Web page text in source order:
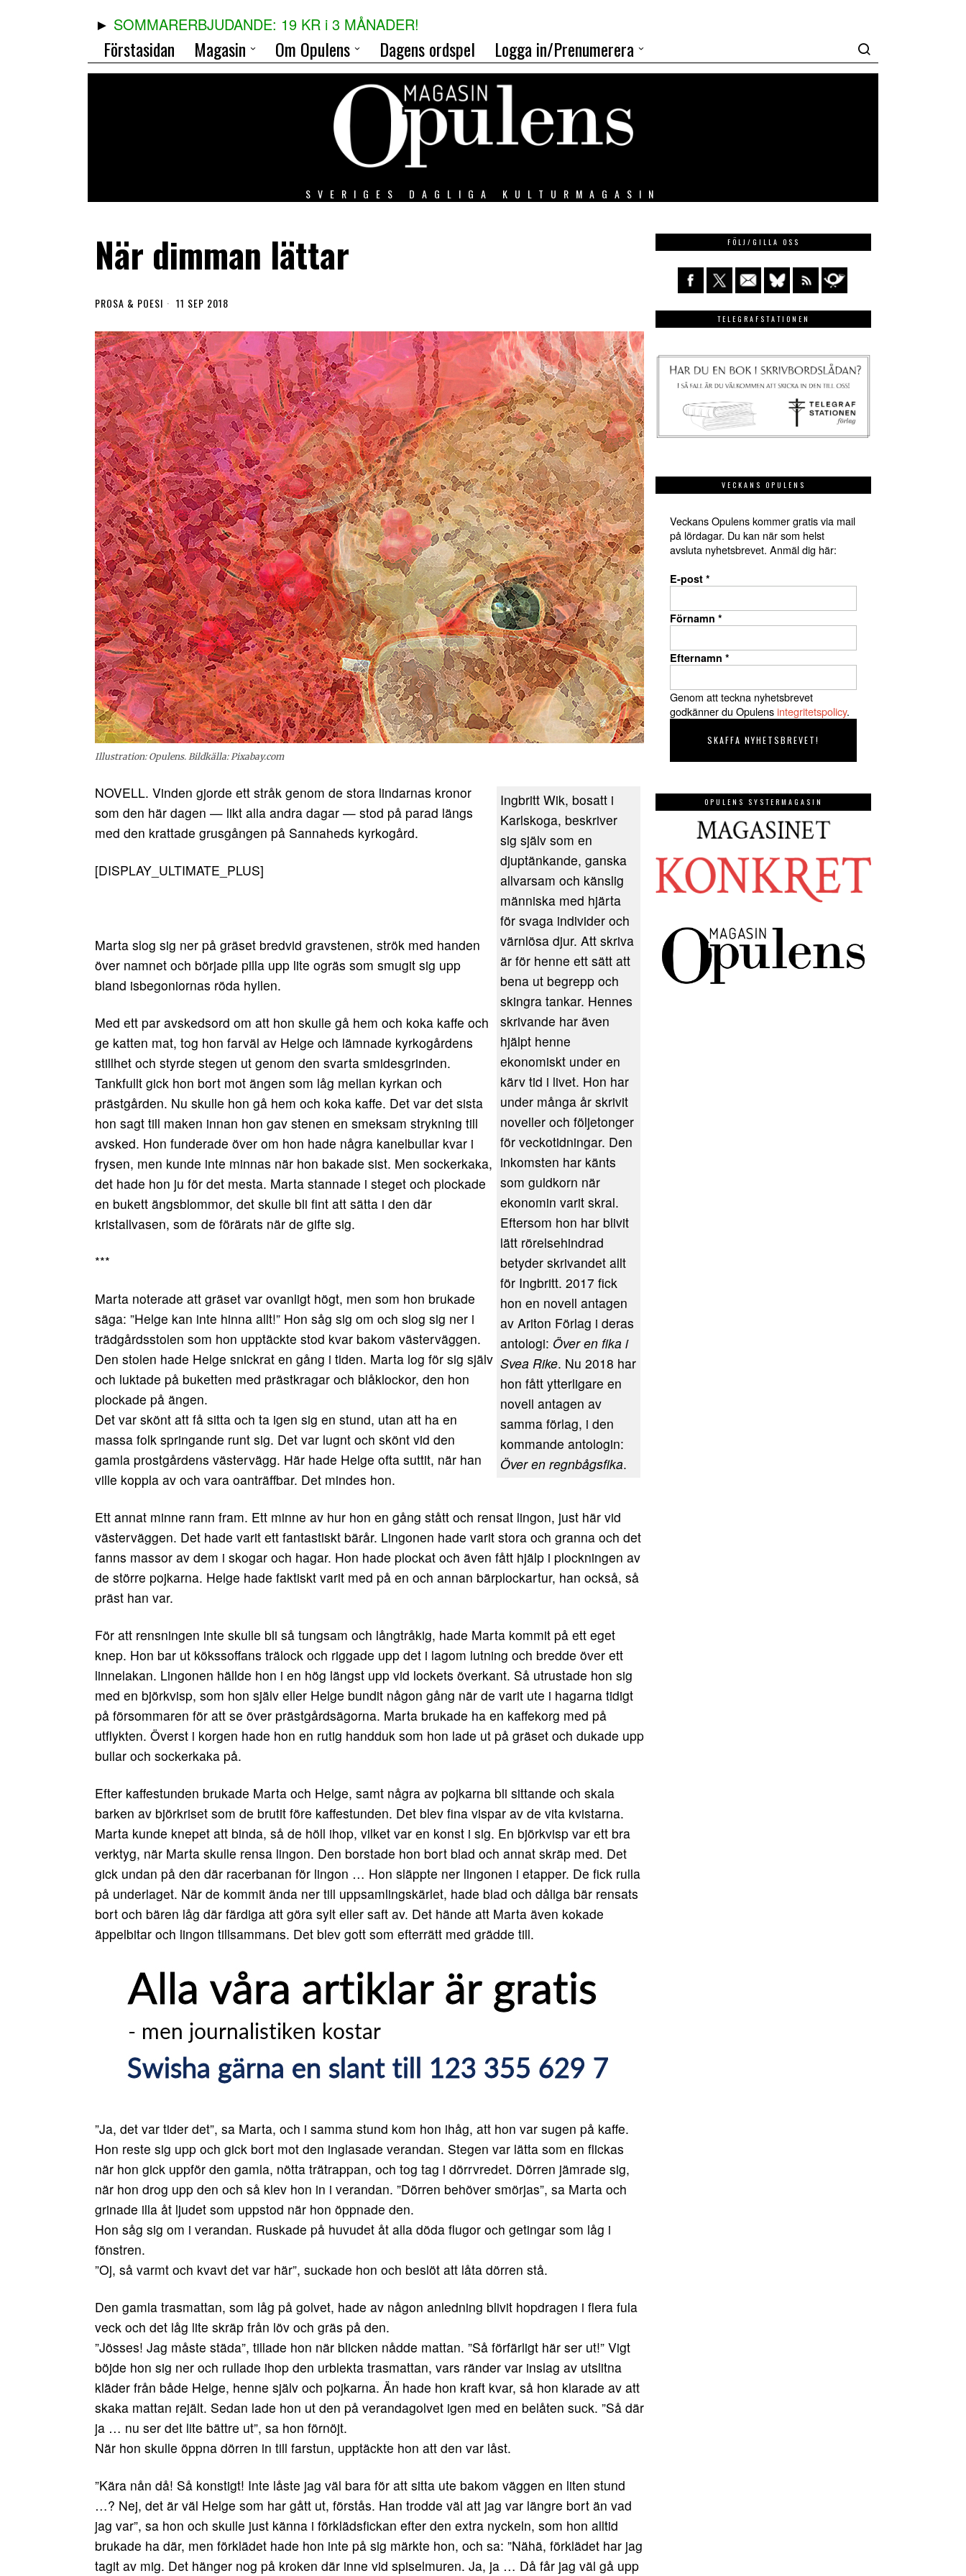
SOMMARERBJUDANDE: 19 KR i 3 MÅNADER!
Förstasidan Magasin Om Opulens Dagens ordspel Logga in/Prenumerera
SVERIGES DAGLIGA KULTURMAGASIN
När dimman lättar
PROSA & POESI 11 SEP 2018
Illustration: Opulens. Bildkälla: Pixabay.com
Ingbritt Wik, bosatt i
Karlskoga, beskriver
sig själv som en
djuptänkande, ganska
allvarsam och känslig
människa med hjärta
för svaga individer och
värnlösa djur. Att skriva
är för henne ett sätt att
bena ut begrepp och
skingra tankar. Hennes
skrivande har även
hjälpt henne
ekonomiskt under en
kärv tid i livet. Hon har
under många år skrivit
noveller och följetonger
för veckotidningar. Den
inkomsten har känts
som guldkorn när
ekonomin varit skral.
Eftersom hon har blivit
lätt rörelsehindrad
betyder skrivandet allt
för Ingbritt. 2017 fick
hon en novell antagen
av Ariton Förlag i deras
antologi: Över en fika i
Svea Rike. Nu 2018 har
hon fått ytterligare en
novell antagen av
samma förlag, i den
kommande antologin:
Över en regnbågsfika.
NOVELL. Vinden gjorde ett stråk genom de stora lindarnas kronor
som den här dagen — likt alla andra dagar — stod på parad längs
med den krattade grusgången på Sannaheds kyrkogård.
[DISPLAY_ULTIMATE_PLUS]
Marta slog sig ner på gräset bredvid gravstenen, strök med handen
över namnet och började pilla upp lite ogräs som smugit sig upp
bland isbegoniornas röda hyllen.
Med ett par avskedsord om att hon skulle gå hem och koka kaffe och
ge katten mat, tog hon farväl av Helge och lämnade kyrkogårdens
stillhet och styrde stegen ut genom den svarta smidesgrinden.
Tankfullt gick hon bort mot ängen som låg mellan kyrkan och
prästgården. Nu skulle hon gå hem och koka kaffe. Det var det sista
hon sagt till maken innan hon gav stenen en smeksam strykning till
avsked. Hon funderade över om hon hade några kanelbullar kvar i
frysen, men kunde inte minnas när hon bakade sist. Men sockerkaka,
det hade hon ju för det mesta. Marta stannade i steget och plockade
en bukett ängsblommor, det skulle bli fint att sätta i den där
kristallvasen, som de förärats när de gifte sig.
***
Marta noterade att gräset var ovanligt högt, men som hon brukade
säga: ”Helge kan inte hinna allt!” Hon såg sig om och slog sig ner i
trädgårdsstolen som hon upptäckte stod kvar bakom västerväggen.
Den stolen hade Helge snickrat en gång i tiden. Marta log för sig själv
och luktade på buketten med prästkragar och blåklockor, den hon
plockade på ängen.
Det var skönt att få sitta och ta igen sig en stund, utan att ha en
massa folk springande runt sig. Det var lugnt och skönt vid den
gamla prostgårdens västervägg. Här hade Helge ofta suttit, när han
ville koppla av och vara oanträffbar. Det mindes hon.
Ett annat minne rann fram. Ett minne av hur hon en gång stått och rensat lingon, just här vid
västerväggen. Det hade varit ett fantastiskt bärår. Lingonen hade varit stora och granna och det
fanns massor av dem i skogar och hagar. Hon hade plockat och även fått hjälp i plockningen av
de större pojkarna. Helge hade faktiskt varit med på en och annan bärplockartur, han också, så
präst han var.
För att rensningen inte skulle bli så tungsam och långtråkig, hade Marta kommit på ett eget
knep. Hon bar ut kökssoffans trälock och riggade upp det i lagom lutning och bredde över ett
linnelakan. Lingonen hällde hon i en hög längst upp vid lockets överkant. Så utrustade hon sig
med en björkvisp, som hon själv eller Helge bundit någon gång när de varit ute i hagarna tidigt
på försommaren för att se över prästgårdsägorna. Marta brukade ha en kaffekorg med på
utflykten. Överst i korgen hade hon en rutig handduk som hon lade ut på gräset och dukade upp
bullar och sockerkaka på.
Efter kaffestunden brukade Marta och Helge, samt några av pojkarna bli sittande och skala
barken av björkriset som de brutit före kaffestunden. Det blev fina vispar av de vita kvistarna.
Marta kunde knepet att binda, så de höll ihop, vilket var en konst i sig. En björkvisp var ett bra
verktyg, när Marta skulle rensa lingon. Den borstade hon bort blad och annat skräp med. Det
gick undan på den där racerbanan för lingon … Hon släppte ner lingonen i etapper. De fick rulla
på underlaget. När de kommit ända ner till uppsamlingskärlet, hade blad och dåliga bär rensats
bort och bären låg där färdiga att göra sylt eller saft av. Det hände att Marta även kokade
äppelbitar och lingon tillsammans. Det blev gott som efterrätt med grädde till.
”Ja, det var tider det”, sa Marta, och i samma stund kom hon ihåg, att hon var sugen på kaffe.
Hon reste sig upp och gick bort mot den inglasade verandan. Stegen var lätta som en flickas
när hon gick uppför den gamla, nötta trätrappan, och tog tag i dörrvredet. Dörren jämrade sig,
när hon drog upp den och så klev hon in i verandan. ”Dörren behöver smörjas”, sa Marta och
grinade illa åt ljudet som uppstod när hon öppnade den.
Hon såg sig om i verandan. Ruskade på huvudet åt alla döda flugor och getingar som låg i
fönstren.
”Oj, så varmt och kvavt det var här”, suckade hon och beslöt att låta dörren stå.
Den gamla trasmattan, som låg på golvet, hade av någon anledning blivit hopdragen i flera fula
veck och det låg lite skräp från löv och gräs på den.
”Jösses! Jag måste städa”, tillade hon när blicken nådde mattan. ”Så förfärligt här ser ut!” Vigt
böjde hon sig ner och rullade ihop den urblekta trasmattan, vars ränder var inslag av utslitna
kläder från både Helge, henne själv och pojkarna. Än hade hon kraft kvar, så hon klarade av att
skaka mattan rejält. Sedan lade hon ut den på verandagolvet igen med en belåten suck. ”Så där
ja … nu ser det lite bättre ut”, sa hon förnöjt.
När hon skulle öppna dörren in till farstun, upptäckte hon att den var låst.
”Kära nån då! Så konstigt! Inte låste jag väl bara för att sitta ute bakom väggen en liten stund
…? Nej, det är väl Helge som har gått ut, förstås. Han trodde väl att jag var längre bort än vad
jag var”, sa hon och skulle just känna i förklädsfickan efter den extra nyckeln, som hon alltid
brukade ha där, men förklädet hade hon inte på sig märkte hon, och sa: ”Nähä, förklädet har jag
tagit av mig. Det hänger nog på kroken där inne vid spiselmuren. Ja, ja … Då får jag väl gå upp
FÖLJ/GILLA OSS
TELEGRAFSTATIONEN
VECKANS OPULENS
Veckans Opulens kommer gratis via mail
på lördagar. Du kan när som helst
avsluta nyhetsbrevet. Anmäl dig här:
E-post *
Förnamn *
Efternamn *
Genom att teckna nyhetsbrevet
godkänner du Opulensintegritetspolicy.
OPULENS SYSTERMAGASIN